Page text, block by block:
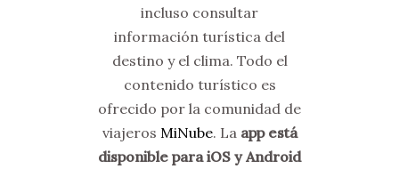
incluso consultar
información turística del
destino y el clima. Todo el
contenido turístico es
ofrecido por la comunidad de
viajeros MiNube. La app está
disponible para iOS y Android